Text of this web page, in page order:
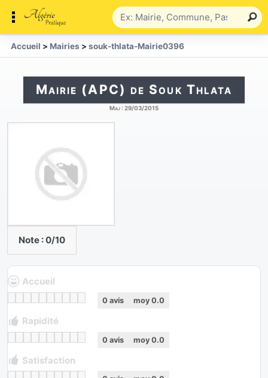
Accueil > Mairies > souk-thlata-Mairie0396
Mairie (APC) de Souk Thlata
Maj : 29/03/2015
Note :0/10
Accueil
0 avis moy 0.0
Rapidité
0 avis moy 0.0
Satisfaction